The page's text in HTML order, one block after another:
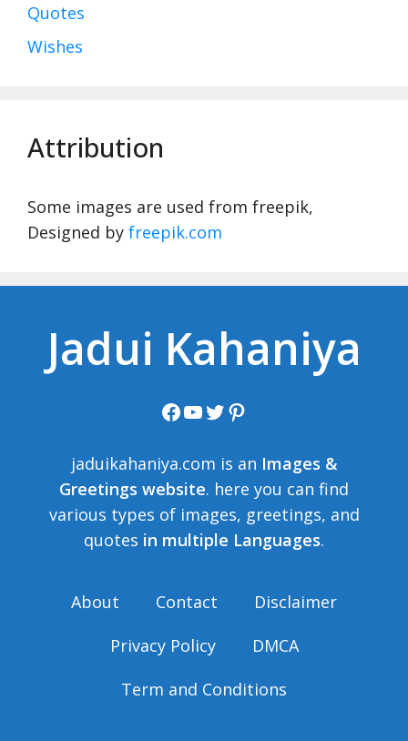
Quotes
Wishes
Attribution
Some images are used from freepik,
Designed by freepik.com
Jadui Kahaniya
Facebook
YouTube
Twitter
Pinterest
jaduikahaniya.com is an Images &
Greetings website. here you can find
various types of images, greetings, and
quotes in multiple Languages.
About Contact
Disclaimer
Privacy Policy
DMCA
Term and Conditions